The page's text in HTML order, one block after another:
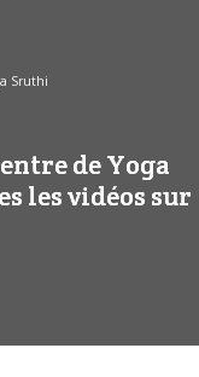
Sruthi
de Yoga
les vidéos sur